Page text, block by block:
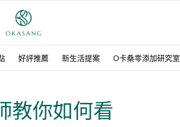
好評推薦 新生活提案 O卡桑零添加研究室
教你如何看